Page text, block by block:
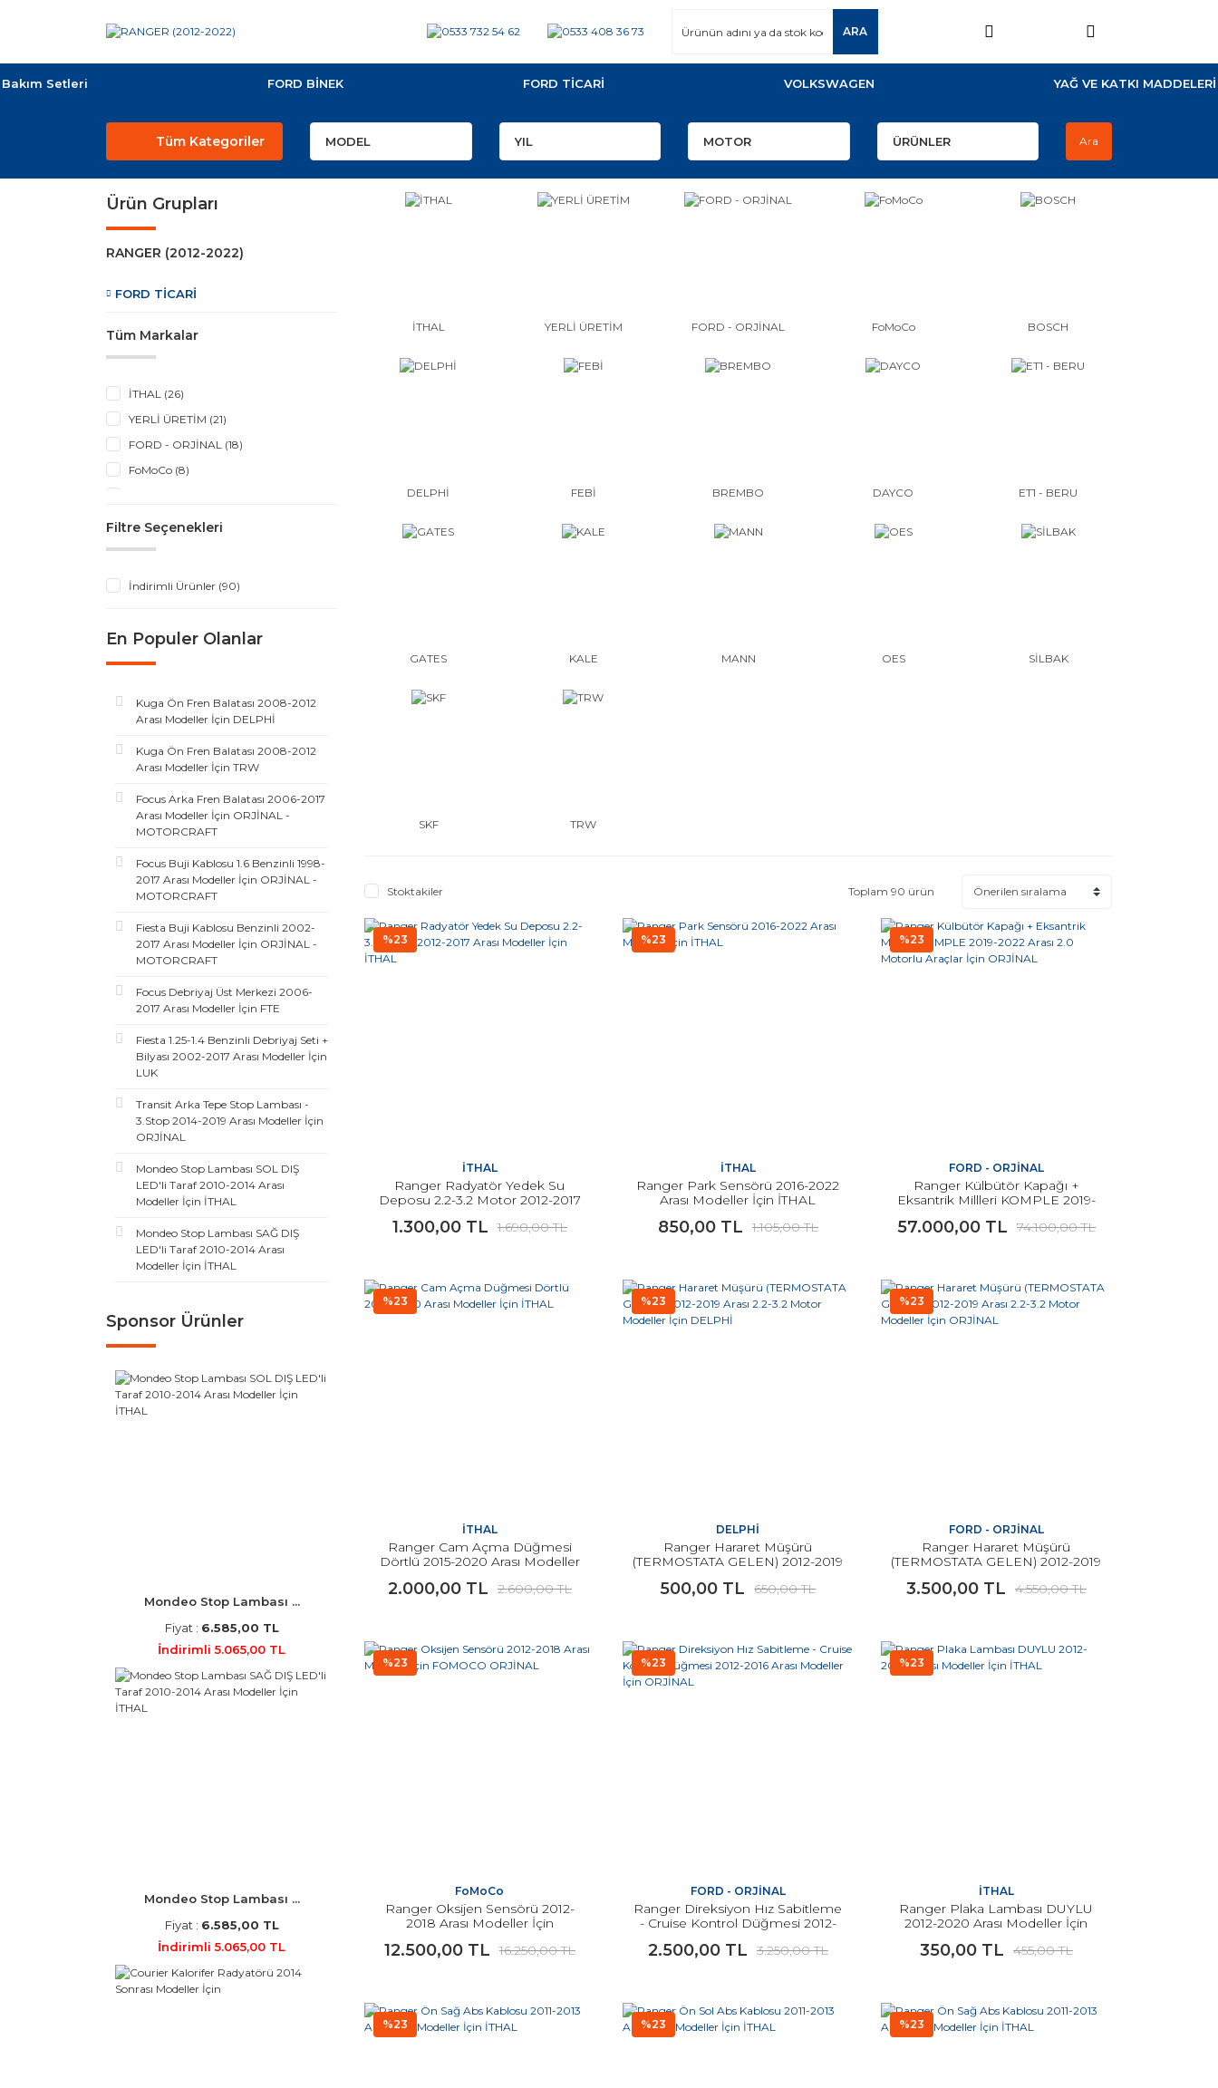
ARA
Bakım Setleri FORD BİNEK FORD TİCARİ VOLKSWAGEN YAĞ VE KATKI MADDELERİ
Tüm Kategoriler Ara
Ürün Grupları
RANGER (2012-2022)
FORD TİCARİ
Tüm Markalar
İTHAL (26)
YERLİ ÜRETİM (21)
FORD - ORJİNAL (18)
FoMoCo (8)
DELPHİ (2)
FEBİ (2)
GATES (1)
MANN (1)
OES (1)
SİLBAK (1)
SKF (1)
TRW (1)
Filtre Seçenekleri
İndirimli Ürünler (90)
En Populer Olanlar
Kuga Ön Fren Balatası 2008-2012
Arası Modeller İçin DELPHİ
Kuga Ön Fren Balatası 2008-2012
Arası Modeller İçin TRW
Focus Arka Fren Balatası 2006-2017
Arası Modeller İçin ORJİNAL -
MOTORCRAFT
Focus Buji Kablosu 1.6 Benzinli 1998-
2017 Arası Modeller İçin ORJİNAL -
MOTORCRAFT
Fiesta Buji Kablosu Benzinli 2002-
2017 Arası Modeller İçin ORJİNAL -
MOTORCRAFT
Focus Debriyaj Üst Merkezi 2006-
2017 Arası Modeller İçin FTE
Fiesta 1.25-1.4 Benzinli Debriyaj Seti +
Bilyası 2002-2017 Arası Modeller İçin
LUK
Transit Arka Tepe Stop Lambası -
3.Stop 2014-2019 Arası Modeller İçin
ORJİNAL
Mondeo Stop Lambası SOL DIŞ
LED'li Taraf 2010-2014 Arası
Modeller İçin İTHAL
Mondeo Stop Lambası SAĞ DIŞ
LED'li Taraf 2010-2014 Arası
Modeller İçin İTHAL
Sponsor Ürünler
Mondeo Stop Lambası ...
Fiyat : 6.585,00 TL
İndirimli 5.065,00 TL
Mondeo Stop Lambası ...
Fiyat : 6.585,00 TL
İndirimli 5.065,00 TL
İTHAL YERLİ ÜRETİM FORD - ORJİNAL FoMoCo BOSCH
DELPHİ FEBİ BREMBO DAYCO ET1 - BERU
GATES KALE MANN OES SİLBAK
SKF TRW
Stoktakiler Toplam 90 ürün
%23
İTHAL
Ranger Radyatör Yedek Su
Deposu 2.2-3.2 Motor 2012-2017
1.300,00 TL 1.690,00 TL
%23
İTHAL
Ranger Park Sensörü 2016-2022
Arası Modeller İçin İTHAL
850,00 TL 1.105,00 TL
%23
FORD - ORJİNAL
Ranger Külbütör Kapağı +
Eksantrik Millleri KOMPLE 2019-
ORJİNAL
57.000,00 TL 74.100,00 TL
%23
İTHAL
Ranger Cam Açma Düğmesi
Dörtlü 2015-2020 Arası Modeller
2.000,00 TL 2.600,00 TL
%23
DELPHİ
Ranger Hararet Müşürü
(TERMOSTATA GELEN) 2012-2019
DELPHİ
500,00 TL 650,00 TL
%23
FORD - ORJİNAL
Ranger Hararet Müşürü
(TERMOSTATA GELEN) 2012-2019
ORJİNAL
3.500,00 TL 4.550,00 TL
%23
FoMoCo
Ranger Oksijen Sensörü 2012-
2018 Arası Modeller İçin
12.500,00 TL 16.250,00 TL
%23
FORD - ORJİNAL
Ranger Direksiyon Hız Sabitleme
- Cruise Kontrol Düğmesi 2012-
2.500,00 TL 3.250,00 TL
%23
İTHAL
Ranger Plaka Lambası DUYLU
2012-2020 Arası Modeller İçin
350,00 TL 455,00 TL
%23 %23 %23